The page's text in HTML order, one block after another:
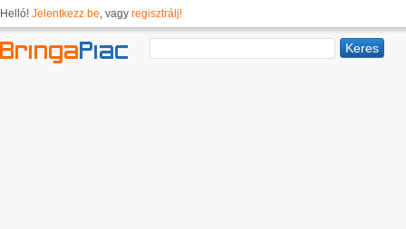
Helló! Jelentkezz be, vagy regisztrálj!